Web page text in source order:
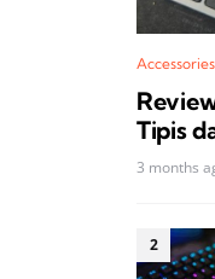
Accessories
Tipis
3 months